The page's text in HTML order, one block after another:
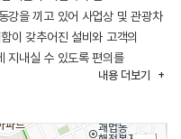
강을 끼고 있어 사업상 및 관광차
이 갖추어진 설비와 고객의
지내실 수 있도록 편의를
비되어 있다. 또한 모든 객실에
내용 더보기